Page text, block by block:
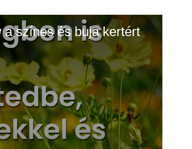
színes és buja kertért